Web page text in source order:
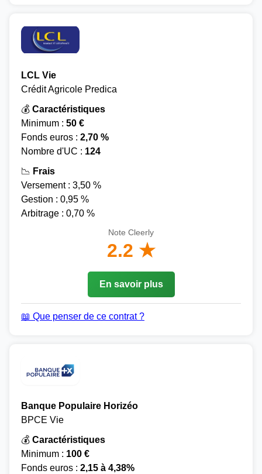
LCL Vie
Crédit Agricole Predica
💰 Caractéristiques
Minimum : 50 €
Fonds euros : 2,70 %
Nombre d'UC : 124
📉 Frais
Versement : 3,50 %
Gestion : 0,95 %
Arbitrage : 0,70 %
Note Cleerly
2.2 ★
En savoir plus
📖 Que penser de ce contrat ?
Banque Populaire Horizéo
BPCE Vie
💰 Caractéristiques
Minimum : 100 €
Fonds euros : 2,15 à 4,38%